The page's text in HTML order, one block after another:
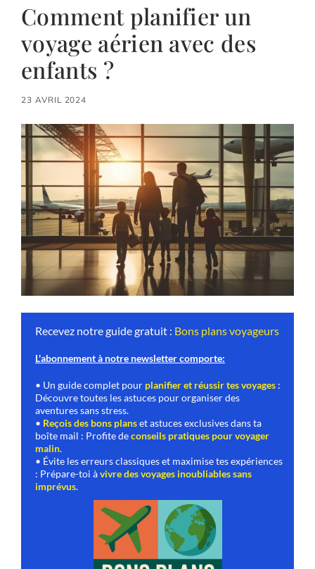
Comment planifier un
voyage aérien avec des
enfants ?
23 AVRIL 2024